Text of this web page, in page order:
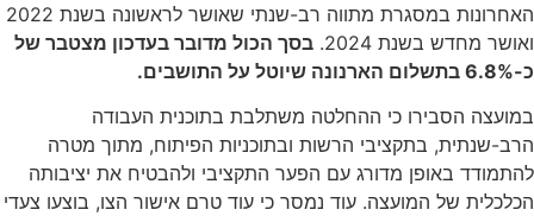
האחרונות במסגרת מתווה רב-שנתי שאושר לראשונה בשנת 2022
ואושר מחדש בשנת 2024.
בסך הכול מדובר בעדכון מצטבר של
כ-6.8% בתשלום הארנונה שיוטל על התושבים.
במועצה הסבירו כי ההחלטה משתלבת בתוכנית העבודה
הרב-שנתית, בתקציבי הרשות ובתוכניות הפיתוח, מתוך מטרה
להתמודד באופן מדורג עם הפער התקציבי ולהבטיח את יציבותה
הכלכלית של המועצה. עוד נמסר כי עוד טרם אישור הצו, בוצעו צעדי